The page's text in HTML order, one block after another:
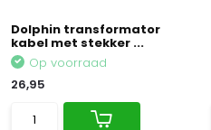
Dolphin transformator
kabel met stekker ...
Op voorraad
26,95